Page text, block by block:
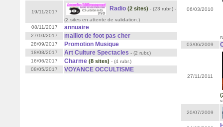
19/11/2017 Radio (2 sites) - (23 rubr.) -
(2 sites en attente de validation.)
08/11/2017
annuaire
27/10/2017 maillot de foot pas cher
28/09/2017 Promotion Musique
18/08/2017 Art Culture Spectacles - (2 rubr.)
16/06/2017
Charme (8 sites) - (4 rubr.)
08/05/2017
VOYANCE OCCULTISME
06/03/2010
03/06/2009
27/11/2011
20/07/2009